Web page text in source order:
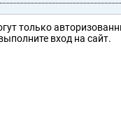
только
вход на сайт.